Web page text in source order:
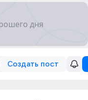
Создать пост